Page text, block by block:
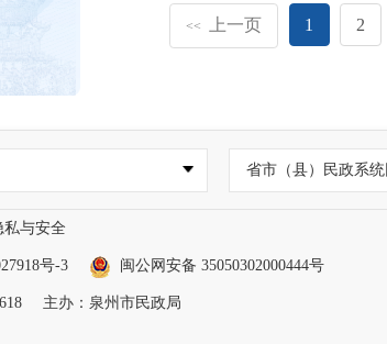
<< 上一页 1 2
省市（县）民政系
私与安全
号-3 闽公网安备 35050302000444号
主办：泉州市民政局